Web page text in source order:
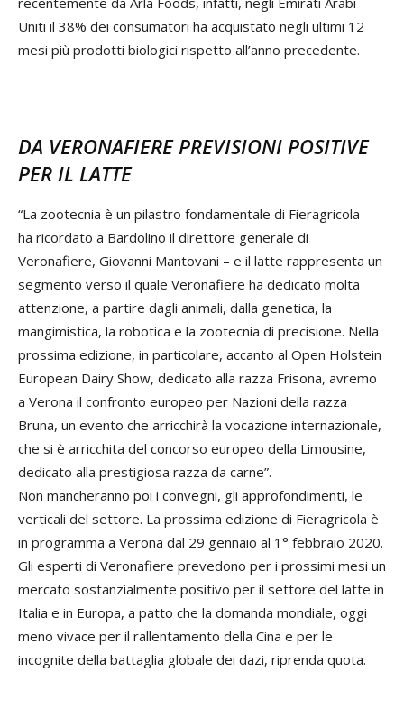
Uniti il 38% dei consumatori ha acquistato negli ultimi 12
mesi più prodotti biologici rispetto all’anno precedente.
DA VERONAFIERE PREVISIONI POSITIVE
PER IL LATTE
“La zootecnia è un pilastro fondamentale di Fieragricola –
ha ricordato a Bardolino il direttore generale di
Veronafiere, Giovanni Mantovani – e il latte rappresenta un
segmento verso il quale Veronafiere ha dedicato molta
attenzione, a partire dagli animali, dalla genetica, la
mangimistica, la robotica e la zootecnia di precisione. Nella
prossima edizione, in particolare, accanto al Open Holstein
European Dairy Show, dedicato alla razza Frisona, avremo
a Verona il confronto europeo per Nazioni della razza
Bruna, un evento che arricchirà la vocazione internazionale,
che si è arricchita del concorso europeo della Limousine,
dedicato alla prestigiosa razza da carne”.
Non mancheranno poi i convegni, gli approfondimenti, le
verticali del settore. La prossima edizione di Fieragricola è
in programma a Verona dal 29 gennaio al 1° febbraio 2020.
Gli esperti di Veronafiere prevedono per i prossimi mesi un
mercato sostanzialmente positivo per il settore del latte in
Italia e in Europa, a patto che la domanda mondiale, oggi
meno vivace per il rallentamento della Cina e per le
incognite della battaglia globale dei dazi, riprenda quota.